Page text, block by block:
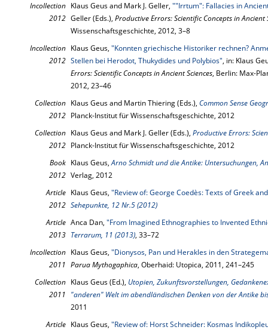
Incollection
2012
Klaus Geus and Mark J. Geller, ""Irrtum": Fallacies in
Geller (Eds.), Productive Errors: Scientific Concepts in Ancient
Wissenschaftsgeschichte, 2012, 3–8
Incollection
2012
Klaus Geus, "Konnten griechische Historiker rechnen?
Stellen bei Herodot, Thukydides und Polybios", in: Klaus
Errors: Scientific Concepts in Ancient Sciences, Berlin: Max-
2012, 23–46
Collection
2012
Klaus Geus and Martin Thiering (Eds.), Common Sense
Planck-Institut für Wissenschaftsgeschichte, 2012
Collection
2012
Klaus Geus and Mark J. Geller (Eds.), Productive Errors:
Planck-Institut für Wissenschaftsgeschichte, 2012
Book
2012
Klaus Geus,Arno Schmidt und die Antike: Untersuchungen,
Verlag, 2012
Article
2012
Klaus Geus, "Review of: George Coedès: Texts of Greek
Sehepunkte, 12 Nr.5 (2012)
Article
2013
Anca Dan, "From Imagined Ethnographies to Invented
Terrarum, 11 (2013), 33–72
Incollection
2011
Klaus Geus, "Dionysos, Pan und Herakles in den
Parua Mythogaphica, Oberhaid: Utopica, 2011, 241–245
Collection
2011
Klaus Geus (Ed.), Utopien, Zukunftsvorstellungen,
"anderen" Welt im abendländischen Denken von der Antike
2011
Article Klaus Geus, "Review of: Horst Schneider: Kosmas